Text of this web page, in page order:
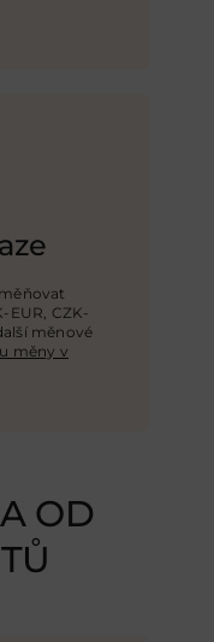
EUR, CZK-
měnové
měny v
OD